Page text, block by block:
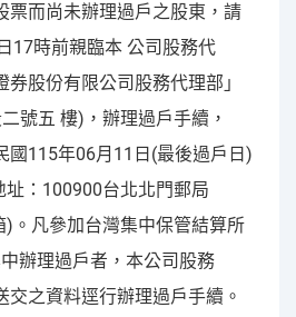
而尚未辦理過戶之股東，請
17時前親臨本 公司股務代
份有限公司股務代理部」
號五 樓)，辦理過戶手續，
年06月11日(最後過戶日)
址：100900台北北門郵局
凡參加台灣集中保管結算所
辦理過戶者，本公司股務
資料逕行辦理過戶手續。